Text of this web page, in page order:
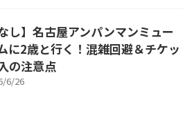
なし】名古屋アンパンマンミュー
に2歳と行く！混雑回避＆チケッ
の注意点
6/26